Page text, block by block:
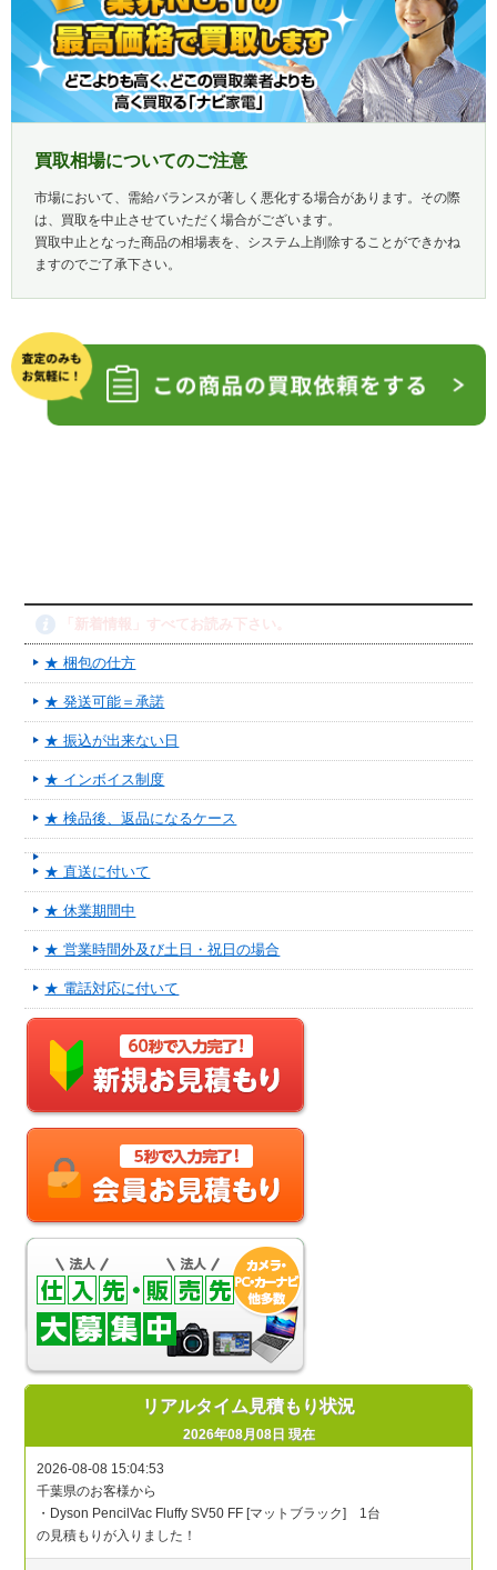
買取相場についてのご注意
市場において、需給バランスが著しく悪化する場合があります。その際
は、買取を中止させていただく場合がございます。
買取中止となった商品の相場表を、システム上削除することができかね
ますのでご了承下さい。
「新着情報」すべてお読み下さい。
★ 梱包の仕方
★ 発送可能＝承諾
★ 振込が出来ない日
★ インボイス制度
★ 検品後、返品になるケース
★ 直送に付いて
★ 休業期間中
★ 営業時間外及び土日・祝日の場合
★ 電話対応に付いて
リアルタイム見積もり状況
2026年08月08日 現在